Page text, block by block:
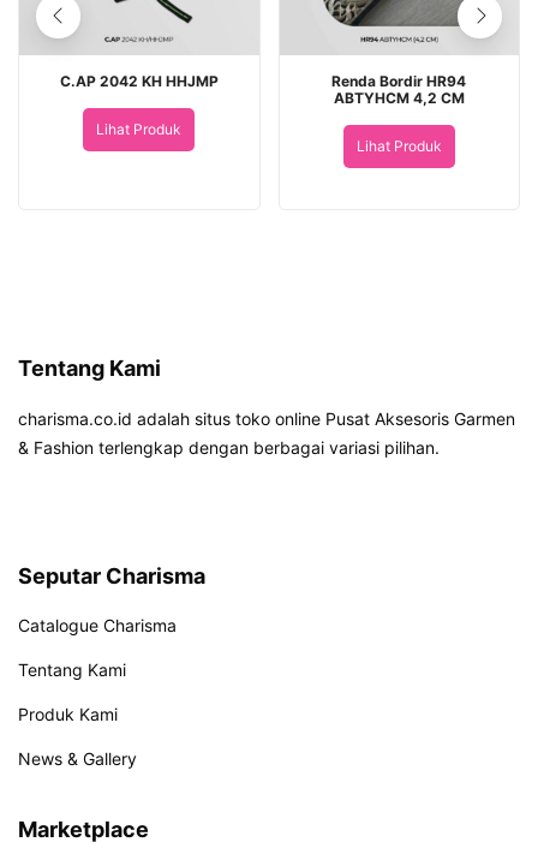
C.AP 2042 KH HHJMP
Lihat Produk
Renda Bordir HR94
ABTYHCM 4,2 CM
Lihat Produk
Tentang Kami
charisma.co.id adalah situs toko online Pusat Aksesoris Garmen
& Fashion terlengkap dengan berbagai variasi pilihan.
Seputar Charisma
Catalogue Charisma
Tentang Kami
Produk Kami
News & Gallery
Marketplace